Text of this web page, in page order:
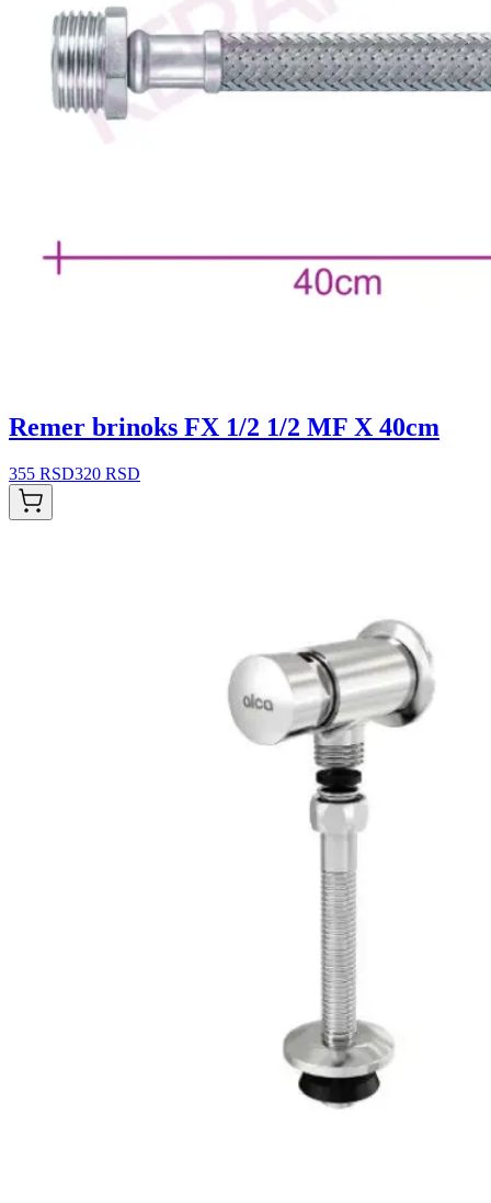
Remer brinoks FX 1/2 1/2 MF X 40cm
355 RSD320 RSD